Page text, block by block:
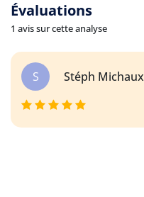
Évaluations
1 avis sur cette analyse
S Stéph Michaux